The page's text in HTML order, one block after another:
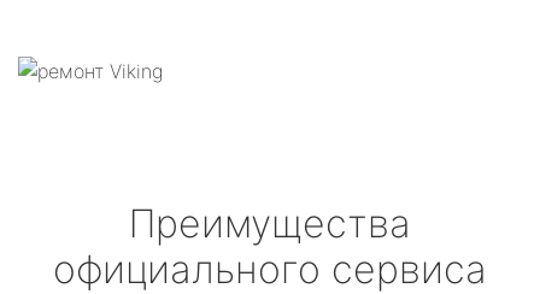
Преимущества
официального сервиса